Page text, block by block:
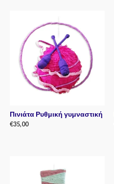
Πινιάτα Ρυθμική γυμναστική
€35,00